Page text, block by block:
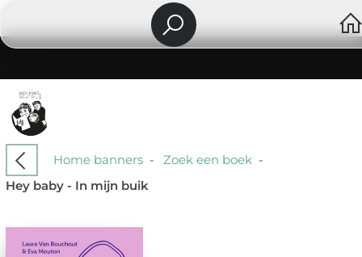
Home banners- Zoek een boek-
Hey baby - In mijn buik